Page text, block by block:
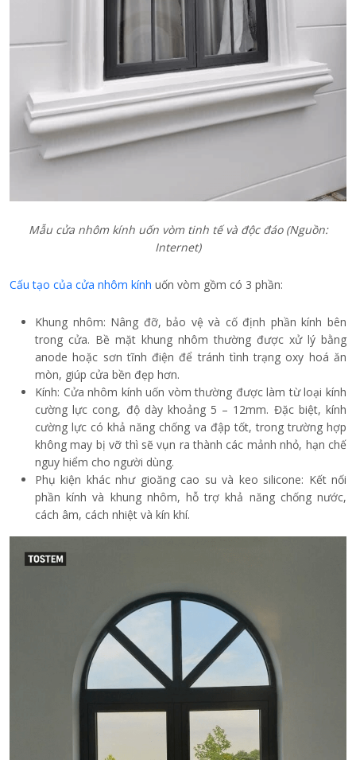
Mẫu cửa nhôm kính uốn vòm tinh tế và độc đáo (Nguồn:
Internet)
Cấu tạo của cửa nhôm kính uốn vòm gồm có 3 phần:
Khung nhôm: Nâng đỡ, bảo vệ và cố định phần kính bên
trong cửa. Bề mặt khung nhôm thường được xử lý bằng
anode hoặc sơn tĩnh điện để tránh tình trạng oxy hoá ăn
mòn, giúp cửa bền đẹp hơn.
Kính: Cửa nhôm kính uốn vòm thường được làm từ loại kính
cường lực cong, độ dày khoảng 5 – 12mm. Đặc biệt, kính
cường lực có khả năng chống va đập tốt, trong trường hợp
không may bị vỡ thì sẽ vụn ra thành các mảnh nhỏ, hạn chế
nguy hiểm cho người dùng.
Phụ kiện khác như gioăng cao su và keo silicone: Kết nối
phần kính và khung nhôm, hỗ trợ khả năng chống nước,
cách âm, cách nhiệt và kín khí.